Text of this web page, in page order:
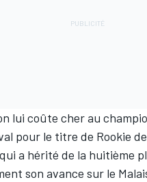
lui coûte cher au
pour le titre de Rookie
a hérité de la huitième
son avance sur le